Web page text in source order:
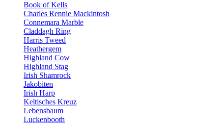
Book of Kells
Charles Rennie Mackintosh
Connemara Marble
Claddagh Ring
Harris Tweed
Heathergem
Highland Cow
Highland Stag
Irish Shamrock
Jakobiten
Irish Harp
Keltisches Kreuz
Lebensbaum
Luckenbooth